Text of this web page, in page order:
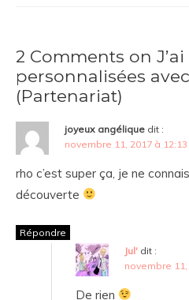
2 Comments on
personnalisées
(Partenariat)
joyeux angélique dit :
novembre 11, 2017 à 12:13
rho c’est super ça, je ne
découverte
Répondre
Jul' dit :
novembre 11,
De rien